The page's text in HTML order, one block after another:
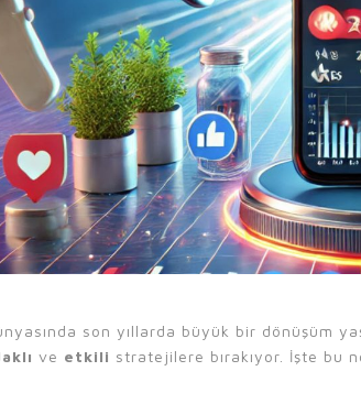
son yıllarda büyük bir dönüşüm
ve etkili stratejilere bırakıyor. İşte bu